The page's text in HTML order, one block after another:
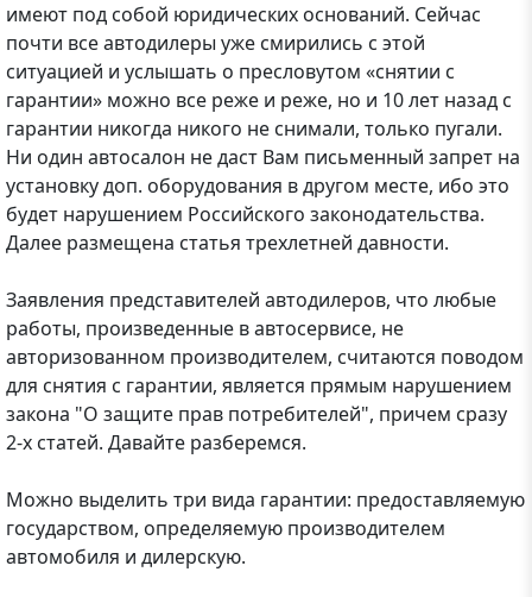
имеют под собой юридических оснований. Сейчас
почти все автодилеры уже смирились с этой
ситуацией и услышать о пресловутом «снятии с
гарантии» можно все реже и реже, но и 10 лет назад с
гарантии никогда никого не снимали, только пугали.
Ни один автосалон не даст Вам письменный запрет на
установку доп. оборудования в другом месте, ибо это
будет нарушением Российского законодательства.
Далее размещена статья трехлетней давности.
Заявления представителей автодилеров, что любые
работы, произведенные в автосервисе, не
авторизованном производителем, считаются поводом
для снятия с гарантии, является прямым нарушением
закона "О защите прав потребителей", причем сразу
2-х статей. Давайте разберемся.
Можно выделить три вида гарантии: предоставляемую
государством, определяемую производителем
автомобиля и дилерскую.